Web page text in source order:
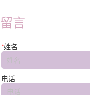
留言
*姓名
电话